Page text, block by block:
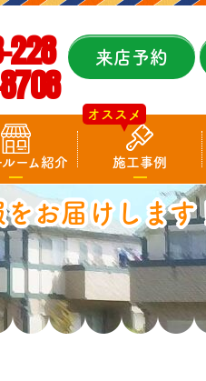
228 来店予約
ルーム紹介 施工事例
オススメ
お届けします